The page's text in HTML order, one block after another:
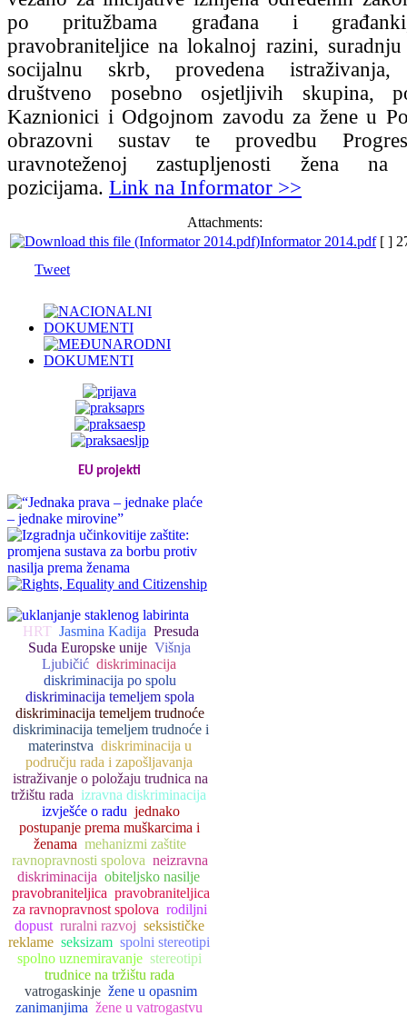
po pritužbama građana i
pravobraniteljice na lokalnoj razini,
socijalnu skrb, provedena istraživanja,
društveno posebno osjetljivih skupina,
Kaznionici i Odgojnom zavodu za žene u
obrazovni sustav te provedbu
uravnoteženoj zastupljenosti žena na
pozicijama. Link na Informator >>
Attachments:
Informator 2014.pdf [ ]
Tweet
EU projekti
HRT Jasmina Kadija Presuda
Suda Europske unije Višnja
Ljubičić diskriminacija
diskriminacija po spolu
diskriminacija temeljem spola
diskriminacija temeljem trudnoće
diskriminacija temeljem trudnoće i
materinstva diskriminacija u
području rada i zapošljavanja
istraživanje o položaju trudnica na
tržištu rada izravna diskriminacija
izvješće o radu jednako
postupanje prema muškarcima i
ženama mehanizmi zaštite
ravnopravnosti spolova neizravna
diskriminacija obiteljsko nasilje
pravobraniteljica pravobraniteljica
za ravnopravnost spolova rodiljni
dopust ruralni razvoj seksističke
reklame seksizam spolni stereotipi
spolno uznemiravanje stereotipi
trudnice na tržištu rada
vatrogaskinje žene u opasnim
zanimanjima žene u vatrogastvu